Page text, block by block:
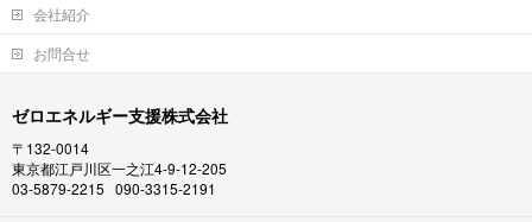
会社紹介
お問合せ
ゼロエネルギー支援株式会社
〒132-0014
東京都江戸川区一之江4-9-12-205
03-5879-2215 090-3315-2191